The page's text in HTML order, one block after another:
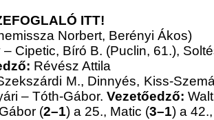
ITT!
Norbert, Berényi Ákos)
Cipetic, Bíró B. (Puclin, 61.),
Révész Attila
M., Dinnyés, Kiss-
– Tóth-Gábor. Vezetőedző:
(2–1) a 25., Matic (3–1) a